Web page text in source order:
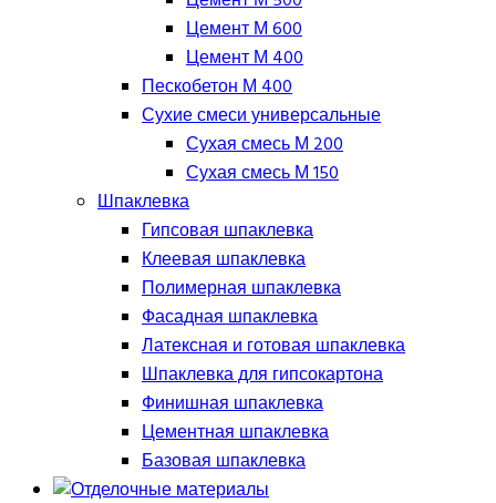
Цемент М 600
Цемент М 400
Пескобетон М 400
Сухие смеси универсальные
Сухая смесь М 200
Сухая смесь М 150
Шпаклевка
Гипсовая шпаклевка
Клеевая шпаклевка
Полимерная шпаклевка
Фасадная шпаклевка
Латексная и готовая шпаклевка
Шпаклевка для гипсокартона
Финишная шпаклевка
Цементная шпаклевка
Базовая шпаклевка